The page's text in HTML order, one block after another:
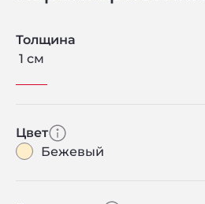
Толщина
1 см
Цвет
Бежевый